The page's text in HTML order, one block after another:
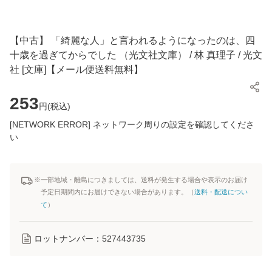
【中古】 「綺麗な人」と言われるようになったのは、四
十歳を過ぎてからでした （光文社文庫） / 林 真理子 / 光文
社 [文庫]【メール便送料無料】
253円(税込)
[NETWORK ERROR] ネットワーク周りの設定を確認してくださ
い
※一部地域・離島につきましては、送料が発生する場合や表示のお届け
予定日期間内にお届けできない場合があります。（送料・配送につい
て ）
ロットナンバー： 527443735